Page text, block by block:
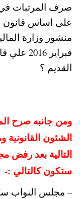
منشور وزارة
فبراير
القديم ؟
ومن جانبه صرح
الشئون القانونية
التالية بعد رفض
ستكون كالتالي :-
– مجلس النواب